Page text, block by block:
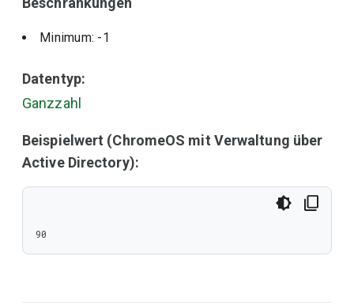
Minimum: -1
Datentyp:
Ganzzahl
Beispielwert (ChromeOS mit Verwaltung über
Active Directory):
90